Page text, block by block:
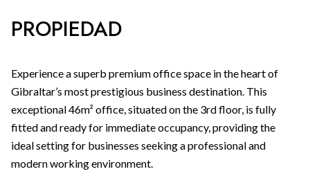
PROPIEDAD
Experience a superb premium office space in the heart of
Gibraltar’s most prestigious business destination. This
exceptional 46m² office, situated on the 3rd floor, is fully
fitted and ready for immediate occupancy, providing the
ideal setting for businesses seeking a professional and
modern working environment.